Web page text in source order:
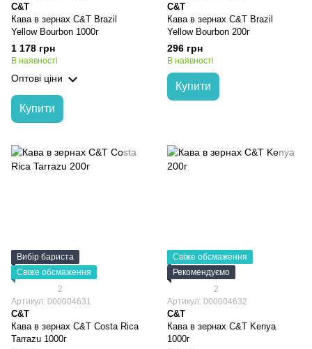
C&T
Кава в зернах C&T Brazil
Yellow Bourbon 1000г
1 178 грн
В наявності
Оптові ціни
Купити
C&T
Кава в зернах C&T Brazil
Yellow Bourbon 200г
296 грн
В наявності
Купити
Вибір бариста
Свіже обсмаження
2
Артикул: 000004631
C&T
Кава в зернах C&T Costa Rica
Tarrazu 1000г
Свіже обсмаження
Рекомендуємо
2
Артикул: 000004632
C&T
Кава в зернах C&T Kenya
1000г